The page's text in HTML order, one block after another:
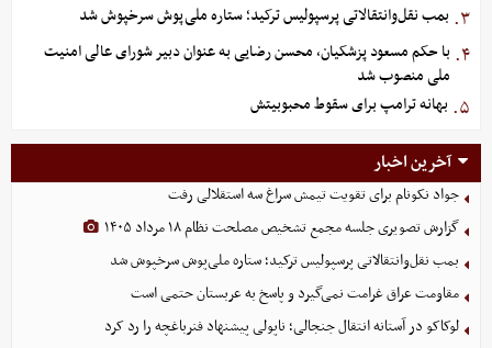
۳. بمب نقل‌وانتقالاتی پرسپولیس ترکید؛ ستاره ملی‌پوش سرخپوش شد
۴. با حکم مسعود پزشکیان، محسن رضایی به عنوان دبیر شورای عالی امنیت
ملی منصوب شد
۵. بهانه ترامپ برای سقوط محبوبیتش
آخرین اخبار
جواد نکونام برای تقویت تیمش سراغ سه استقلالی رفت
گزارش تصویری جلسه مجمع تشخیص مصلحت نظام ۱۸ مرداد ۱۴۰۵
بمب نقل‌وانتقالاتی پرسپولیس ترکید؛ ستاره ملی‌پوش سرخپوش شد
مقاومت عراق غرامت نمی‌گیرد و پاسخ به عربستان حتمی است
لوکاکو در آستانه انتقال جنجالی؛ ناپولی پیشنهاد فنرباغچه را رد کرد